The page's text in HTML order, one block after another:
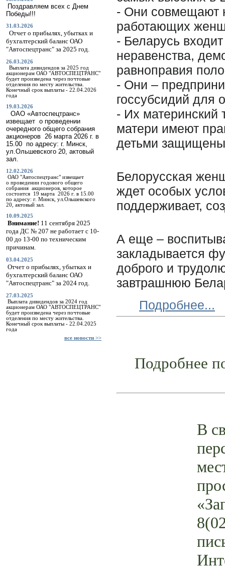
Поздравляем всех с Днем
Победы!!!
31.03.2026
Отчет о прибылях, убытках и
бухгалтерский баланс ОАО
"Автоспецтранс" за 2025 год.
26.03.2026
Выплата дивидендов за 2025 год
акционерам ОАО "АВТОСПЕЦТРАНС"
будет произведена через почтовые
отделения по месту жительства.
Конечный срок выплаты - 22.04.2026
года
19.03.2026
ОАО «Автоспецтранс»
извещает о проведении
очередного общего собрания
акционеров 26 марта 2026 г. в
15.00 по адресу: г. Минск,
ул.Ольшевского 20, актовый
зал.
12.02.2026
ОАО "Автоспецтранс" извещает
о проведении годового общего
собрания акционеров, которое
состоится 19 марта 2026 г. в 15.00
по адресу: г. Минск, ул.Ольшевского
20, актовый зал.
10.09.2025
Внимание! 11 сентября 2025
года ДС № 207 не работает с 10-
00 до 13-00 по техническим
причинам.
03.04.2025
Отчет о прибылях, убытках и
бухгалтерский баланс ОАО
"Автоспецтранс" за 2024 год.
27.03.2025
Выплата дивидендов за 2024 год
акционерам ОАО "АВТОСПЕЦТРАНС"
будет произведена через почтовые
отделения по месту жительства.
Конечный срок выплаты - 22.04.2025
года
все новости >>
- Они совмещают
работающих
- Беларусь
неравенства,
равноправия
- Они –
госсубсидий для
- Их материнский
матери имеют
детьми
Белорусская
ждет особых
поддерживает,
А еще –
закладывается
доброго и
завтрашнюю
Подробнее...
Подробнее
В